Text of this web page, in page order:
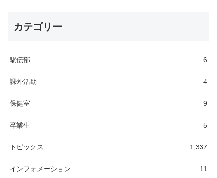
カテゴリー
駅伝部 6
課外活動 4
保健室 9
卒業生 5
トピックス 1,337
インフォメーション 11